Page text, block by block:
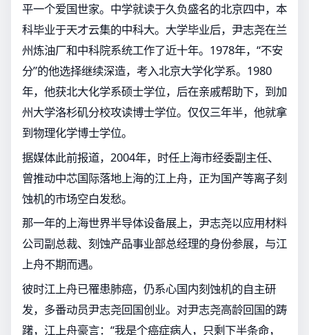
平一个爱国世家。中学就读于久负盛名的北京四中，本
科毕业于天才云集的中科大。大学毕业后，尹志尧在兰
州炼油厂和中科院系统工作了近十年。1978年，“不安
分”的他选择继续深造，考入北京大学化学系。1980
年，他获北大化学系硕士学位，后在亲戚帮助下，到加
州大学洛杉矶分校攻读博士学位。仅仅三年半，他就拿
到物理化学博士学位。
据媒体此前报道，2004年，时任上海市经委副主任、
曾推动中芯国际落地上海的江上舟，正为国产等离子刻
蚀机的市场空白发愁。
那一年的上海世界半导体设备展上，尹志尧以应用材料
公司副总裁、刻蚀产品事业部总经理的身份参展，与江
上舟不期而遇。
彼时江上舟已罹患肺癌，仍系心国内刻蚀机的自主研
发，多番动员尹志尧回国创业。对尹志尧高龄回国的踌
躇，江上舟豪言：“我是个癌症病人，只剩下半条命，